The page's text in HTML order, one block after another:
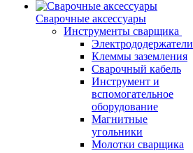
Сварочные аксессуары
Инструменты сварщика
Электрододержатели
Клеммы заземления
Сварочный кабель
Инструмент и
вспомогательное
оборудование
Магнитные
угольники
Молотки сварщика